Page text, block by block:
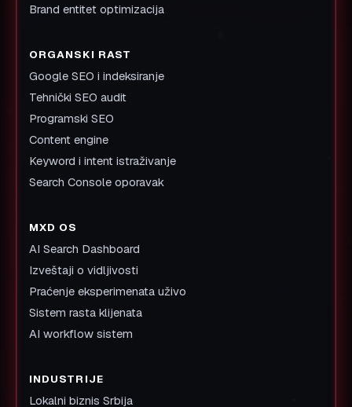
Brand entitet optimizacija
ORGANSKI RAST
Google SEO i indeksiranje
Tehnički SEO audit
Programski SEO
Content engine
Keyword i intent istraživanje
Search Console oporavak
MXD OS
AI Search Dashboard
Izveštaji o vidljivosti
Praćenje eksperimenata uživo
Sistem rasta klijenata
AI workflow sistem
INDUSTRIJE
Lokalni biznis Srbija